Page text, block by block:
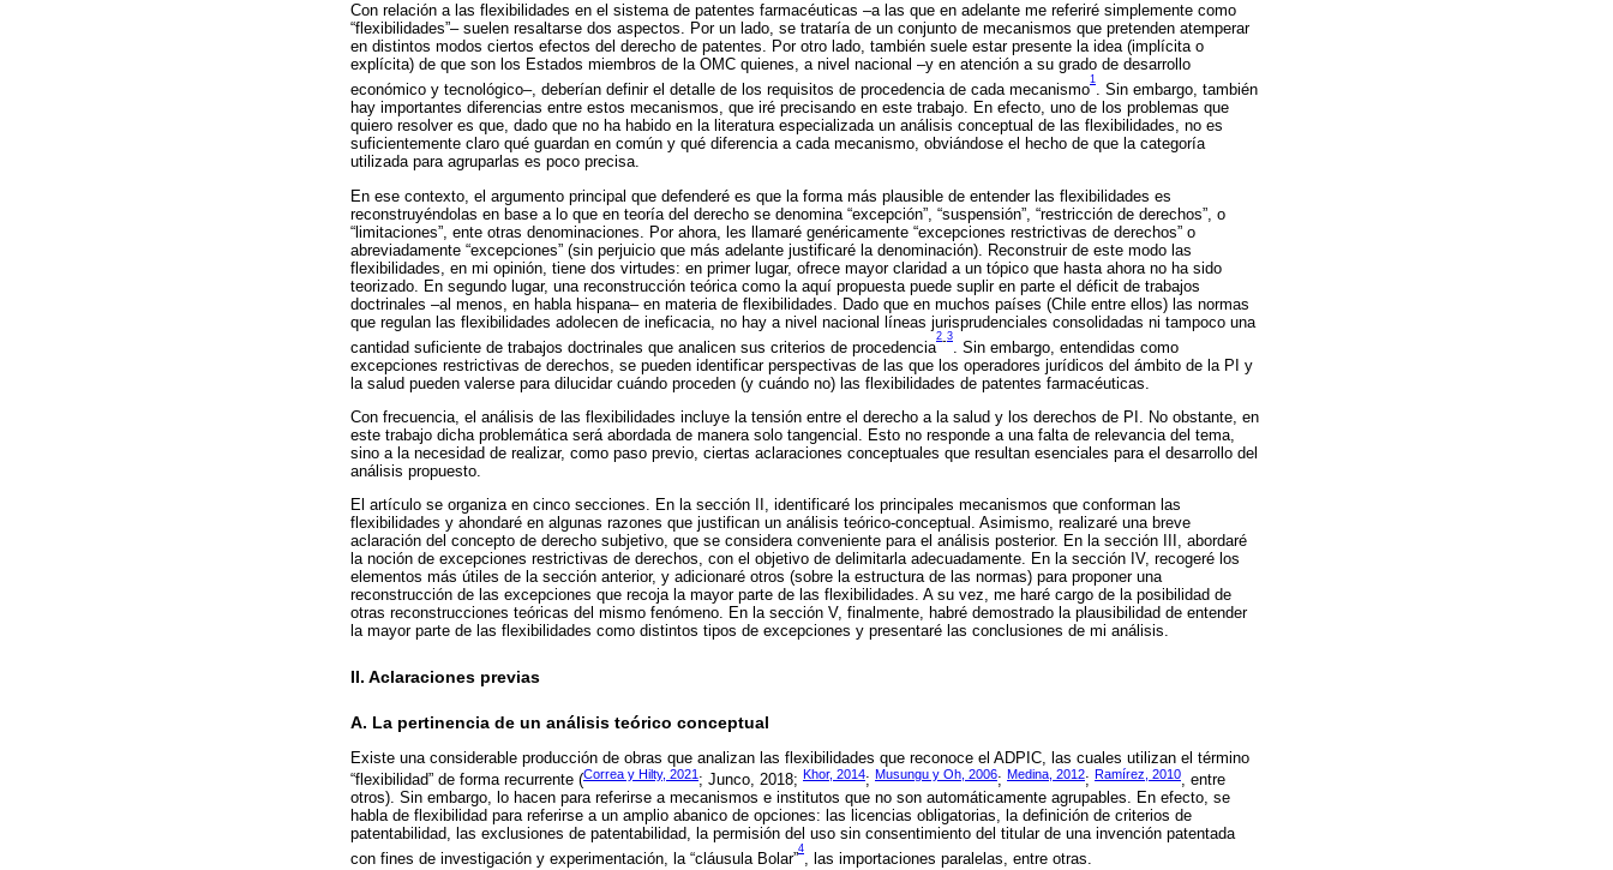
Con relación a las flexibilidades en el sistema de patentes farmacéuticas –a las que en adelante me referiré simplemente como
“flexibilidades”– suelen resaltarse dos aspectos. Por un lado, se trataría de un conjunto de mecanismos que pretenden atemperar
en distintos modos ciertos efectos del derecho de patentes. Por otro lado, también suele estar presente la idea (implícita o
explícita) de que son los Estados miembros de la OMC quienes, a nivel nacional –y en atención a su grado de desarrollo
económico y tecnológico–, deberían definir el detalle de los requisitos de procedencia de cada mecanismo
1
. Sin embargo, también
hay importantes diferencias entre estos mecanismos, que iré precisando en este trabajo. En efecto, uno de los problemas que
quiero resolver es que, dado que no ha habido en la literatura especializada un análisis conceptual de las flexibilidades, no es
suficientemente claro qué guardan en común y qué diferencia a cada mecanismo, obviándose el hecho de que la categoría
utilizada para agruparlas es poco precisa.
En ese contexto, el argumento principal que defenderé es que la forma más plausible de entender las flexibilidades es
reconstruyéndolas en base a lo que en teoría del derecho se denomina “excepción”, “suspensión”, “restricción de derechos”, o
“limitaciones”, ente otras denominaciones. Por ahora, les llamaré genéricamente “excepciones restrictivas de derechos” o
abreviadamente “excepciones” (sin perjuicio que más adelante justificaré la denominación). Reconstruir de este modo las
flexibilidades, en mi opinión, tiene dos virtudes: en primer lugar, ofrece mayor claridad a un tópico que hasta ahora no ha sido
teorizado. En segundo lugar, una reconstrucción teórica como la aquí propuesta puede suplir en parte el déficit de trabajos
doctrinales –al menos, en habla hispana– en materia de flexibilidades. Dado que en muchos países (Chile entre ellos) las normas
que regulan las flexibilidades adolecen de ineficacia, no hay a nivel nacional líneas jurisprudenciales consolidadas ni tampoco una
cantidad suficiente de trabajos doctrinales que analicen sus criterios de procedencia
2-3
. Sin embargo, entendidas como
excepciones restrictivas de derechos, se pueden identificar perspectivas de las que los operadores jurídicos del ámbito de la PI y
la salud pueden valerse para dilucidar cuándo proceden (y cuándo no) las flexibilidades de patentes farmacéuticas.
Con frecuencia, el análisis de las flexibilidades incluye la tensión entre el derecho a la salud y los derechos de PI. No obstante, en
este trabajo dicha problemática será abordada de manera solo tangencial. Esto no responde a una falta de relevancia del tema,
sino a la necesidad de realizar, como paso previo, ciertas aclaraciones conceptuales que resultan esenciales para el desarrollo del
análisis propuesto.
El artículo se organiza en cinco secciones. En la sección II, identificaré los principales mecanismos que conforman las
flexibilidades y ahondaré en algunas razones que justifican un análisis teórico-conceptual. Asimismo, realizaré una breve
aclaración del concepto de derecho subjetivo, que se considera conveniente para el análisis posterior. En la sección III, abordaré
la noción de excepciones restrictivas de derechos, con el objetivo de delimitarla adecuadamente. En la sección IV, recogeré los
elementos más útiles de la sección anterior, y adicionaré otros (sobre la estructura de las normas) para proponer una
reconstrucción de las excepciones que recoja la mayor parte de las flexibilidades. A su vez, me haré cargo de la posibilidad de
otras reconstrucciones teóricas del mismo fenómeno. En la sección V, finalmente, habré demostrado la plausibilidad de entender
la mayor parte de las flexibilidades como distintos tipos de excepciones y presentaré las conclusiones de mi análisis.
II. Aclaraciones previas
A. La pertinencia de un análisis teórico conceptual
Existe una considerable producción de obras que analizan las flexibilidades que reconoce el ADPIC, las cuales utilizan el término
“flexibilidad” de forma recurrente (Correa y Hilty, 2021 ; Junco, 2018; Khor, 2014; Musungu y Oh, 2006; Medina, 2012; Ramírez, 2010, entre
otros). Sin embargo, lo hacen para referirse a mecanismos e institutos que no son automáticamente agrupables. En efecto, se
habla de flexibilidad para referirse a un amplio abanico de opciones: las licencias obligatorias, la definición de criterios de
patentabilidad, las exclusiones de patentabilidad, la permisión del uso sin consentimiento del titular de una invención patentada
con fines de investigación y experimentación, la “cláusula Bolar”
4
, las importaciones paralelas, entre otras.